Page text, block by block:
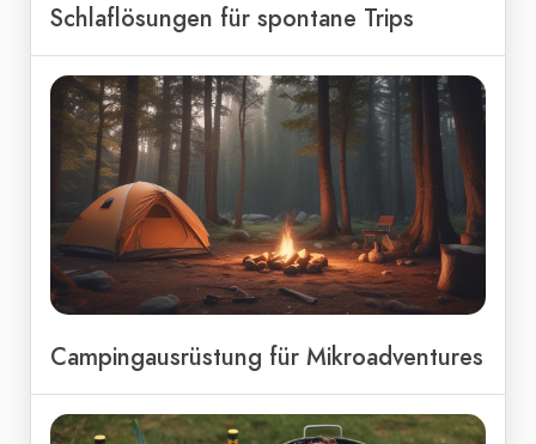
Schlaflösungen für spontane Trips
Campingausrüstung für Mikroadventures